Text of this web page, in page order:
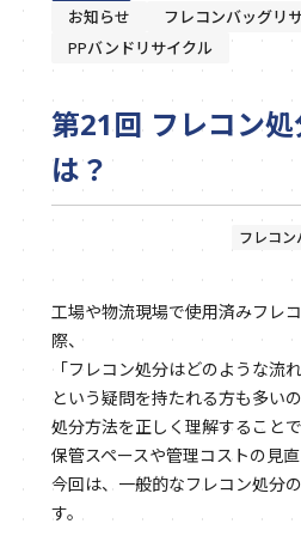
お知らせ
フレコンバッグリ
PPバンドリサイクル
第21回 フレコン
は？
フレコン
工場や物流現場で使用済みフレ
際、
「フレコン処分はどのような流
という疑問を持たれる方も多い
処分方法を正しく理解することで
保管スペースや管理コストの見直
今回は、一般的なフレコン処分
す。